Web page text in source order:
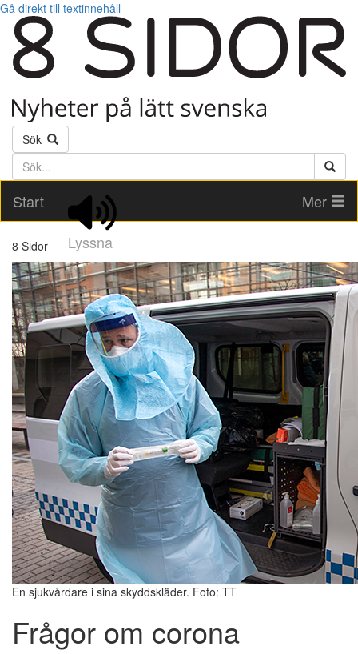
Gå direkt till textinnehåll
Sök
Söktext
Start
Lyssna
Mer
8 Sidor
En sjukvårdare i sina skyddskläder. Foto: TT
Frågor om corona